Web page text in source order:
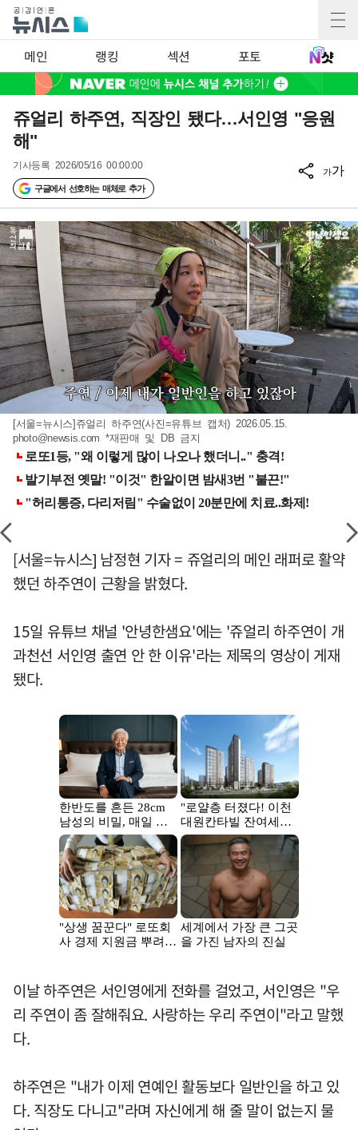
메인 랭킹 섹션 포토
쥬얼리 하주연, 직장인 됐다…서인영 "응원
해"
기사등록 2026/05/16 00:00:00
구글에서 선호하는 매체로 추가
가가
[서울=뉴시스]쥬얼리 하주연(사진=유튜브 캡처) 2026.05.15.
photo@newsis.com *재판매 및 DB 금지
[서울=뉴시스] 남정현 기자 = 쥬얼리의 메인 래퍼로 활약
했던 하주연이 근황을 밝혔다.
15일 유튜브 채널 '안녕한샘요'에는 '쥬얼리 하주연이 개
과천선 서인영 출연 안 한 이유'라는 제목의 영상이 게재
됐다.
이날 하주연은 서인영에게 전화를 걸었고, 서인영은 "우
리 주연이 좀 잘해줘요. 사랑하는 우리 주연이"라고 말했
다.
하주연은 "내가 이제 연예인 활동보다 일반인을 하고 있
다. 직장도 다니고"라며 자신에게 해 줄 말이 없는지 물